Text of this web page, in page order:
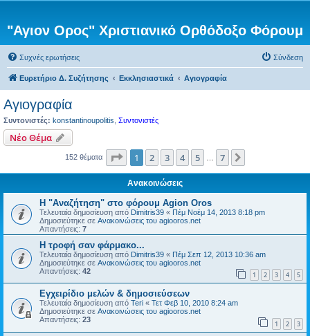
"Αγιον Ορος" Χριστιανικό Ορθόδοξο Φόρουμ
Συχνές ερωτήσεις Σύνδεση
Ευρετήριο Δ. Συζήτησης Εκκλησιαστικά Αγιογραφία
Αγιογραφία
Συντονιστές: konstantinoupolitis Συντονιστές
Νέο Θέμα
152 θέματα Σελίδα από7
1 2 3 4 5 7
Ανακοινώσεις
Η "Αναζήτηση" στο φόρουμ Agion Oros
Τελευταία δημοσίευση από Dimitris39 « Πέμ Νοέμ 14, 2013 8:18 pm
Δημοσιεύτηκε σε Ανακοινώσεις του agiooros.net
Απαντήσεις: 7
H τροφή σαν φάρμακο...
Τελευταία δημοσίευση από Dimitris39 « Πέμ Σεπ 12, 2013 10:36 am
Δημοσιεύτηκε σε Ανακοινώσεις του agiooros.net
Απαντήσεις: 42 1 2 3 4 5
Εγχειρίδιο μελών & δημοσιεύσεων
Τελευταία δημοσίευση από Teri « Τετ Φεβ 10, 2010 8:24 am
Δημοσιεύτηκε σε Ανακοινώσεις του agiooros.net
Απαντήσεις: 23 1 2 3